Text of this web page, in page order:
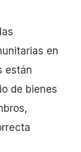
en
están
de bienes